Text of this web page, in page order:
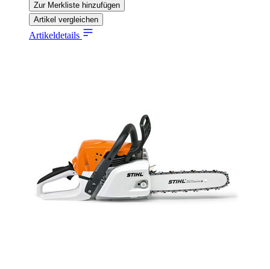
Zur Merkliste hinzufügen
Artikel vergleichen
Artikeldetails